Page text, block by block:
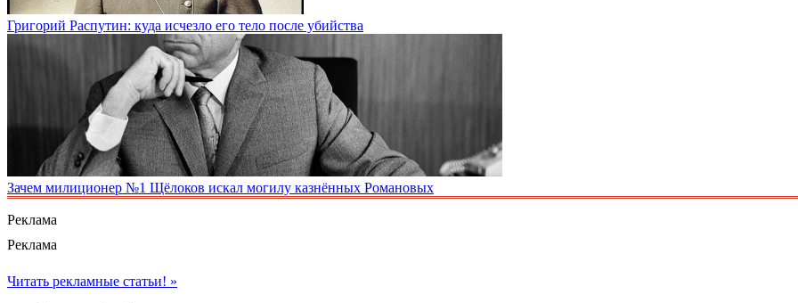
Григорий Распутин: куда исчезло его тело после убийства
Зачем милиционер №1 Щёлоков искал могилу казнённых Романовых
Реклама
Реклама
Читать рекламные статьи! »